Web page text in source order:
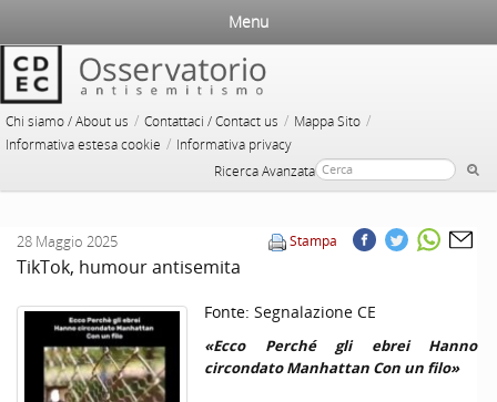
Chi siamo / About us / Contattaci / Contact us / Mappa Sito /
Informativa estesa cookie / Informativa privacy
Ricerca Avanzata
Menu
Stampa
28 Maggio 2025
TikTok, humour antisemita
Fonte: Segnalazione CE
«Ecco Perché gli ebrei Hanno
circondato Manhattan Con un filo»